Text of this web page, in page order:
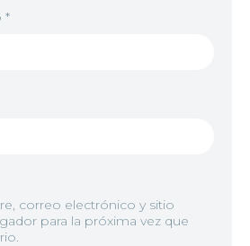
*
correo electrónico y sitio
para la próxima vez que